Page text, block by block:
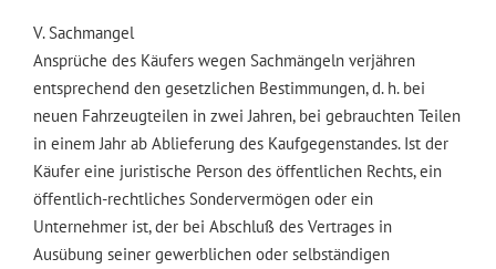
V. Sachmangel
Ansprüche des Käufers wegen Sachmängeln verjähren
entsprechend den gesetzlichen Bestimmungen, d. h. bei
neuen Fahrzeugteilen in zwei Jahren, bei gebrauchten Teilen
in einem Jahr ab Ablieferung des Kaufgegenstandes. Ist der
Käufer eine juristische Person des öffentlichen Rechts, ein
öffentlich-rechtliches Sondervermögen oder ein
Unternehmer ist, der bei Abschluß des Vertrages in
Ausübung seiner gewerblichen oder selbständigen